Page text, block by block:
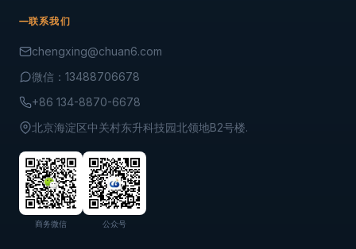
联系我们
chengxing@chuan6.com
微信：13488706678
+86 134-8870-6678
北京海淀区中关村东升科技园北领地B2号楼.
商务微信 公众号